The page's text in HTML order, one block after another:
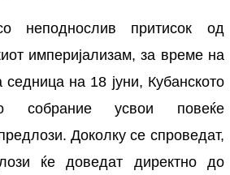
неподнослив притисок од
империјализам, за време на
седница на 18 јуни, Кубанското
собрание усвои повеќе
Доколку се спроведат,
ќе доведат директно до